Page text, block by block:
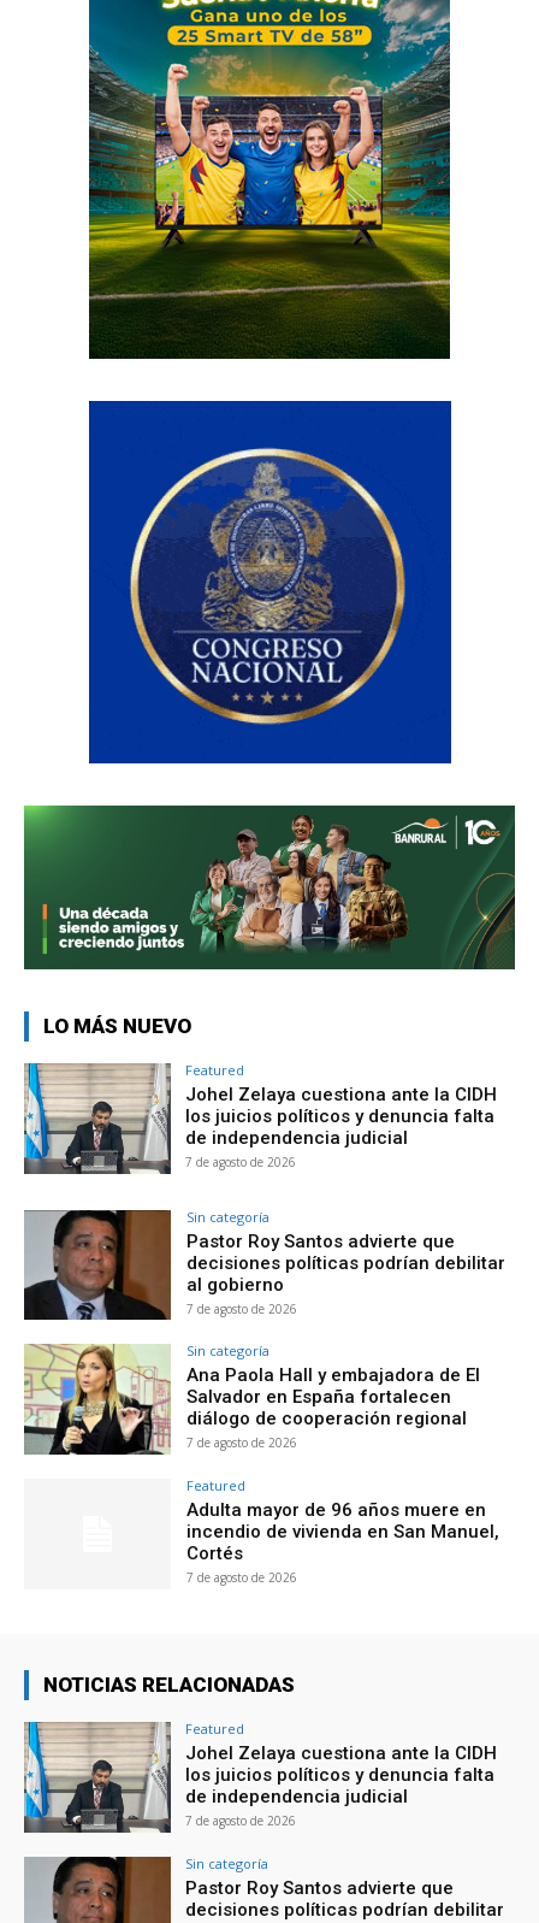
LO MÁS NUEVO
Featured
Johel Zelaya cuestiona ante la CIDH
los juicios políticos y denuncia falta
de independencia judicial
7 de agosto de 2026
Sin categoría
Pastor Roy Santos advierte que
decisiones políticas podrían debilitar
al gobierno
7 de agosto de 2026
Sin categoría
Ana Paola Hall y embajadora de El
Salvador en España fortalecen
diálogo de cooperación regional
7 de agosto de 2026
Featured
Adulta mayor de 96 años muere en
incendio de vivienda en San Manuel,
Cortés
7 de agosto de 2026
NOTICIAS RELACIONADAS
Featured
Johel Zelaya cuestiona ante la CIDH
los juicios políticos y denuncia falta
de independencia judicial
7 de agosto de 2026
Sin categoría
Pastor Roy Santos advierte que
decisiones políticas podrían debilitar